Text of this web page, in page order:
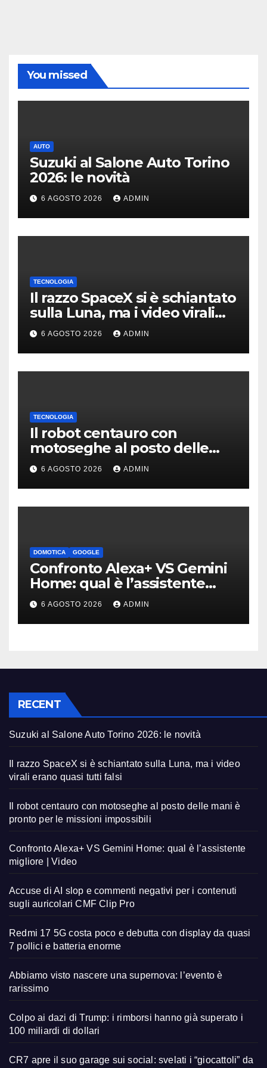
You missed
AUTO
Suzuki al Salone Auto Torino
2026: le novità
6 AGOSTO 2026 ADMIN
TECNOLOGIA
Il razzo SpaceX si è schiantato
sulla Luna, ma i video virali
erano quasi tutti falsi
6 AGOSTO 2026 ADMIN
TECNOLOGIA
Il robot centauro con
motoseghe al posto delle
mani è pronto per le missioni
impossibili
6 AGOSTO 2026 ADMIN
DOMOTICA GOOGLE
Confronto Alexa+ VS Gemini
Home: qual è l’assistente
migliore | Video
6 AGOSTO 2026 ADMIN
RECENT
Suzuki al Salone Auto Torino 2026: le novità
Il razzo SpaceX si è schiantato sulla Luna, ma i video
virali erano quasi tutti falsi
Il robot centauro con motoseghe al posto delle mani è
pronto per le missioni impossibili
Confronto Alexa+ VS Gemini Home: qual è l’assistente
migliore | Video
Accuse di AI slop e commenti negativi per i contenuti
sugli auricolari CMF Clip Pro
Redmi 17 5G costa poco e debutta con display da quasi
7 pollici e batteria enorme
Abbiamo visto nascere una supernova: l’evento è
rarissimo
Colpo ai dazi di Trump: i rimborsi hanno già superato i
100 miliardi di dollari
CR7 apre il suo garage sui social: svelati i “giocattoli” da